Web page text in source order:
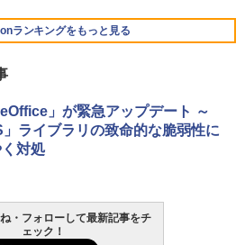
ランキングをもっと見る
」が緊急アップデート ～
」ライブラリの致命的な脆弱性に
対処
・フォローして最新記事をチ
ェック！